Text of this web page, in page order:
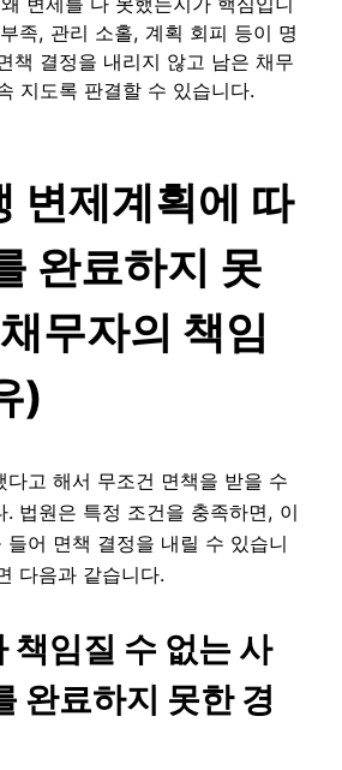
족, 관리 소홀, 계획 회피 등이 명
책 결정을 내리지 않고 남은 채무
지도록 판결할 수 있습니다.
변제계획에 따
완료하지 못
무자의 책임
)
다고 해서 무조건 면책을 받을 수
. 법원은 특정 조건을 충족하면, 이
들어 면책 결정을 내릴 수 있습니
다음과 같습니다.
책임질 수 없는 사
완료하지 못한 경